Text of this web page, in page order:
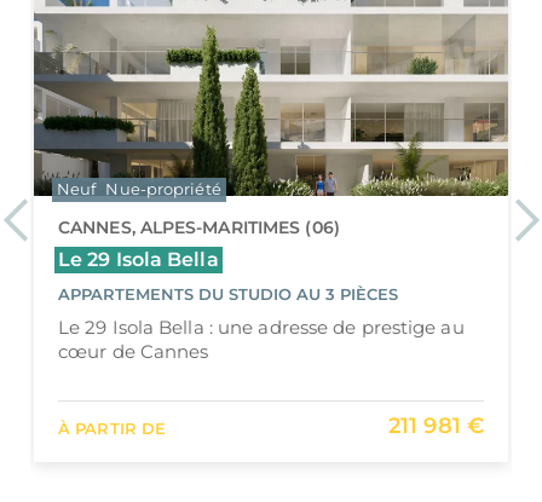
PreviousCANNES, ALPES-MARITIMES (06)
Le 29 Isola Bella
APPARTEMENTS DU STUDIO AU 3 PIÈCES
Le 29 Isola Bella : une adresse de prestige au
cœur de Cannes
À PARTIR DE 211 981 €
Neuf Nue-propriété